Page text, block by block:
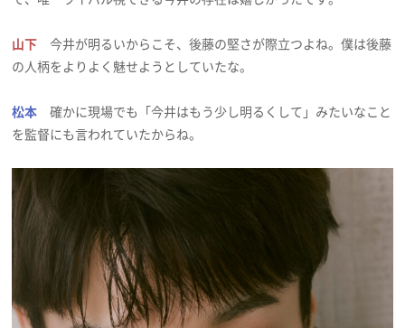
山下 今井が明るいからこそ、後藤の堅さが際立つよね。僕は後藤
の人柄をよりよく魅せようとしていたな。
松本 確かに現場でも「今井はもう少し明るくして」みたいなこと
を監督にも言われていたからね。